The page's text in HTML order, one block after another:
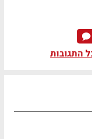
התגובות